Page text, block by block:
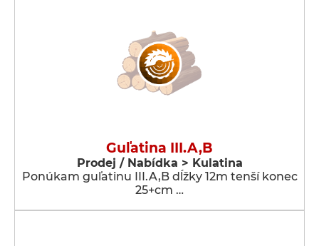
Guľatina III.A,B
Prodej / Nabídka > Kulatina
Ponúkam guľatinu III.A,B dĺžky 12m tenší konec
25+cm …